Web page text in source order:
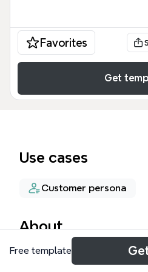
Favorites
Get
Use cases
Customer persona
About
Этот шаблон Сегменты
Free template